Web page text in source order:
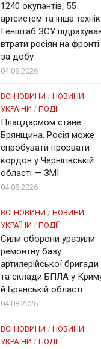
1240 окупантів, 55
артсистем та інша
Генштаб ЗСУ
втрати росіян на фронті
за добу
04.08.2026
ВСІ НОВИНИ / НОВИНИ
УКРАЇНИ / ПОДІЇ
Плацдармом стане
Брянщина. Росія може
спробувати прорвати
кордон у Чернігівській
області — ЗМІ
04.08.2026
ВСІ НОВИНИ / НОВИНИ
УКРАЇНИ / ПОДІЇ
Сили оборони уразили
ремонтну базу
артилерійської бригади
та склади БПЛА у
й Брянській області
04.08.2026
ВСІ НОВИНИ / НОВИНИ
УКРАЇНИ / ПОДІЇ